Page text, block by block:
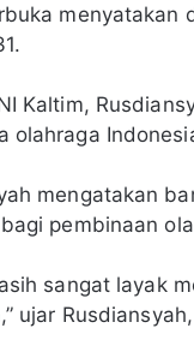
menyatakan
Kaltim,
olahraga
mengatakan
pembinaan
sangat layak
ujar